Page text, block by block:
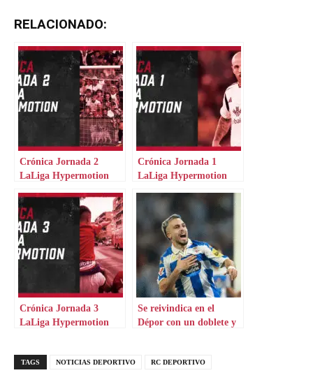
RELACIONADO:
Crónica Jornada 2
LaLiga Hypermotion
Crónica Jornada 1
LaLiga Hypermotion
Crónica Jornada 3
LaLiga Hypermotion
Se reivindica en el
Dépor con un doblete y
TAGS NOTICIAS DEPORTIVO RC DEPORTIVO